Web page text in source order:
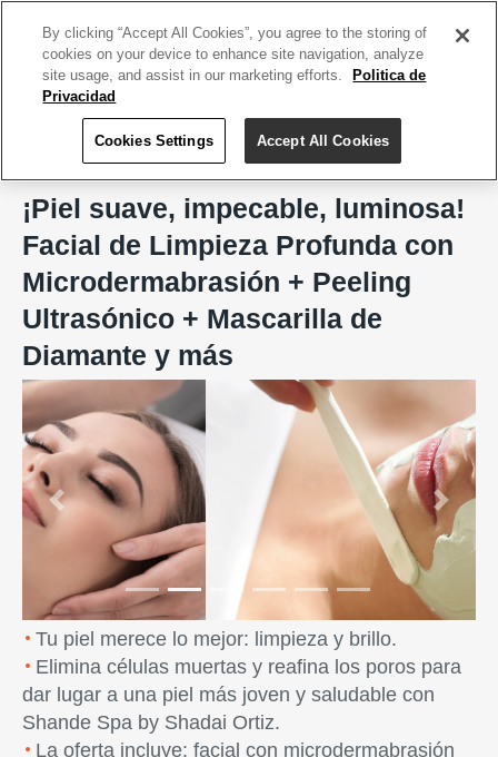
Spa Shande Spa by Shadai Ortiz
¡Piel suave, impecable, luminosa!
Facial de Limpieza Profunda con
Microdermabrasión + Peeling
Ultrasónico + Mascarilla de
Diamante y más
Previous Next
Tu piel merece lo mejor: limpieza y brillo.
Elimina células muertas y reafina los poros para
dar lugar a una piel más joven y saludable con
Shande Spa by Shadai Ortiz.
La oferta incluye: facial con microdermabrasión
By clicking “Accept All Cookies”, you agree to the storing of
cookies on your device to enhance site navigation, analyze
site usage, and assist in our marketing efforts.
Politica de
Privacidad
Cookies Settings Accept All Cookies